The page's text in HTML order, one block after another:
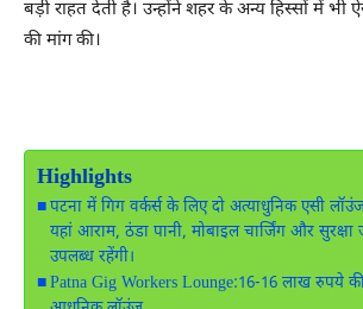
बड़ी राहत देती है। उन्होंने शहर के अन्य हिस्सों में भी
की मांग की।
Highlights
पटना में गिग वर्कर्स के लिए दो अत्याधुनिक एसी
यहां आराम, ठंडा पानी, मोबाइल चार्जिंग और
उपलब्ध रहेंगी।
Patna Gig Workers Lounge:16-16 लाख रुपये